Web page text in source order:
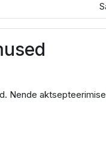
Nende